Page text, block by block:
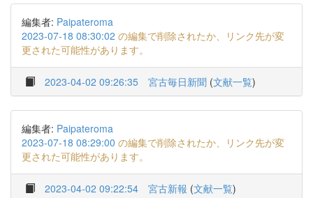
編集者: Paipateroma
2023-07-18 08:30:02 の編集で削除されたか、リンク先が変
更された可能性があります。
2023-04-02 09:26:35 宮古毎日新聞 (文献一覧)
編集者: Paipateroma
2023-07-18 08:29:00 の編集で削除されたか、リンク先が変
更された可能性があります。
2023-04-02 09:22:54 宮古新報 (文献一覧)